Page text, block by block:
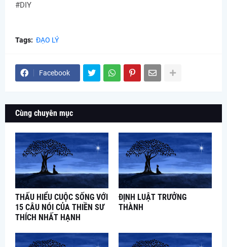
#DIY
Tags: ĐẠO LÝ
Facebook
Cùng chuyên mục
THẤU HIỂU CUỘC SỐNG VỚI
15 CÂU NÓI CỦA THIỀN SƯ
THÍCH NHẤT HẠNH
ĐỊNH LUẬT TRƯỞNG
THÀNH